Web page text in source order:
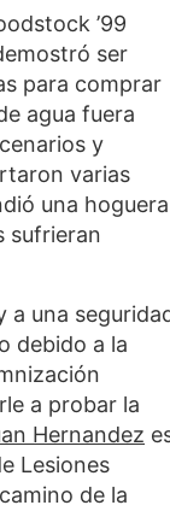
’99
ser
para comprar
agua fuera
y
varias
una hoguera
sufrieran
a una
debido a la
a probar la
Hernandez
Lesiones
de la